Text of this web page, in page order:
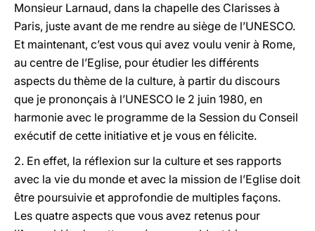
Monsieur Larnaud, dans la chapelle des Clarisses à
Paris, juste avant de me rendre au siège de l’UNESCO.
Et maintenant, c’est vous qui avez voulu venir à Rome,
au centre de l’Eglise, pour étudier les différents
aspects du thème de la culture, à partir du discours
que je prononçais à l’UNESCO le 2 juin 1980, en
harmonie avec le programme de la Session du Conseil
exécutif de cette initiative et je vous en félicite.
2. En effet, la réflexion sur la culture et ses rapports
avec la vie du monde et avec la mission de l’Eglise doit
être poursuivie et approfondie de multiples façons.
Les quatre aspects que vous avez retenus pour